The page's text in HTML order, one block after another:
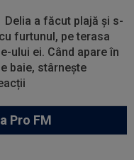
Delia a făcut plajă și s-
furtunul, pe terasa
ului ei. Când apare în
baie, stârnește
Pro FM